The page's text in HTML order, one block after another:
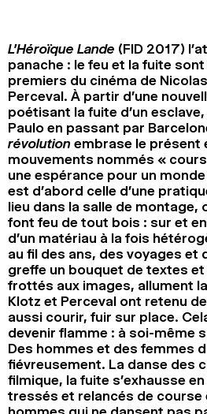
RECHERCHE
L’Héroïque Lande (FID 2017)
panache : le feu et la fuite
premiers du cinéma de
Perceval. À partir d’une
poétisant la fuite d’un
Paulo en passant par
révolution embrase le présent
mouvements nommés «
une espérance pour un
est d’abord celle d’une
lieu dans la salle de montage,
font feu de tout bois : sur et
d’un matériau à la fois
au fil des ans, des voyages et
greffe un bouquet de textes
frottés aux images, allument
Klotz et Perceval ont retenu
aussi courir, fuir sur place.
devenir flamme : à soi-même
Des hommes et des femmes
fiévreusement. La danse des
filmique, la fuite s’exhausse
tressés et relancés de course